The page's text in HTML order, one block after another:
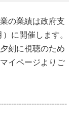
の業績は政府支
に開催します。
刻に視聴のため
イページよりご